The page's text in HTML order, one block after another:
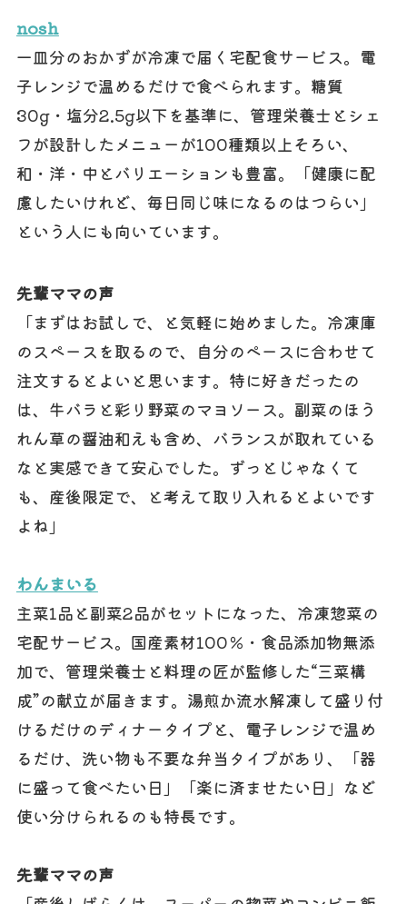
nosh
一皿分のおかずが冷凍で届く宅配食サービス。電
子レンジで温めるだけで食べられます。糖質
30g・塩分2.5g以下を基準に、管理栄養士とシェ
フが設計したメニューが100種類以上そろい、
和・洋・中とバリエーションも豊富。「健康に配
慮したいけれど、毎日同じ味になるのはつらい」
という人にも向いています。
先輩ママの声
「まずはお試しで、と気軽に始めました。冷凍庫
のスペースを取るので、自分のペースに合わせて
注文するとよいと思います。特に好きだったの
は、牛バラと彩り野菜のマヨソース。副菜のほう
れん草の醤油和えも含め、バランスが取れている
なと実感できて安心でした。ずっとじゃなくて
も、産後限定で、と考えて取り入れるとよいです
よね」
わんまいる
主菜1品と副菜2品がセットになった、冷凍惣菜の
宅配サービス。国産素材100％・食品添加物無添
加で、管理栄養士と料理の匠が監修した“三菜構
成”の献立が届きます。湯煎か流水解凍して盛り付
けるだけのディナータイプと、電子レンジで温め
るだけ、洗い物も不要な弁当タイプがあり、「器
に盛って食べたい日」「楽に済ませたい日」など
使い分けられるのも特長です。
先輩ママの声